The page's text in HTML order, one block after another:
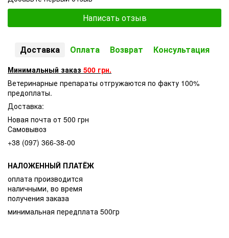
Написать отзыв
Доставка Оплата Возврат Консультация
Минимальный заказ 500 грн.
Ветеринарные препараты отгружаются по факту 100%
предоплаты.
Доставка:
Новая почта от 500 грн
Самовывоз
+38 (097) 366-38-00
НАЛОЖЕННЫЙ ПЛАТЁЖ
оплата производится
наличными, во время
получения заказа
минимальная передплата 500гр